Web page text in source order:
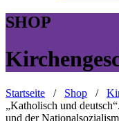
SHOP
Startseite / Shop /
„Katholisch und
und der